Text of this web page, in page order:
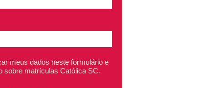
meus dados neste formulário e
sobre matrículas Católica SC.